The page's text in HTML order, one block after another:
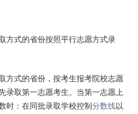
方式的省份按照平行志愿方式录
方式的省份，按考生报考院校志愿
录取第一志愿考生。当第一志愿上
时：在同批录取学校控制分数线以